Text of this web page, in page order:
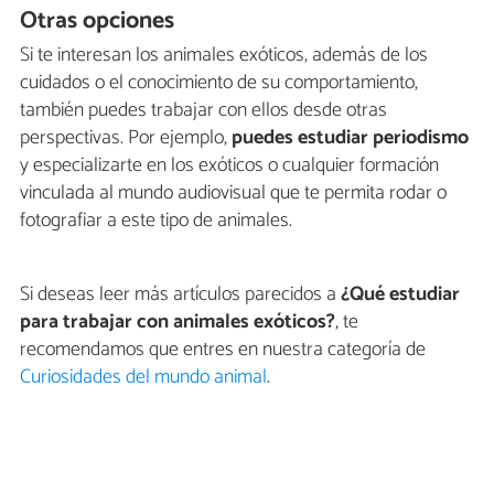
Otras opciones
Si te interesan los animales exóticos, además de los
cuidados o el conocimiento de su comportamiento,
también puedes trabajar con ellos desde otras
perspectivas. Por ejemplo,puedes estudiar periodismo
y especializarte en los exóticos o cualquier formación
vinculada al mundo audiovisual que te permita rodar o
fotografiar a este tipo de animales.
Si deseas leer más artículos parecidos a¿Qué estudiar
para trabajar con animales exóticos?, te
recomendamos que entres en nuestra categoría de
Curiosidades del mundo animal.